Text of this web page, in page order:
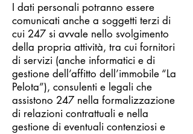
I dati personali potranno essere
comunicati anche a soggetti terzi di
cui 247 si avvale nello svolgimento
della propria attività, tra cui fornitori
di servizi (anche informatici e di
gestione dell’affitto dell’immobile “La
Pelota”), consulenti e legali che
assistono 247 nella formalizzazione
di relazioni contrattuali e nella
gestione di eventuali contenziosi e